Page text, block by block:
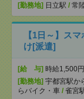
[勤務地] 日立駅 / 常
【1日～】ス
け[派遣]
[給 与] 時給1,500
[勤務地] 宇都宮駅か
らバイク・車 / 雀宮